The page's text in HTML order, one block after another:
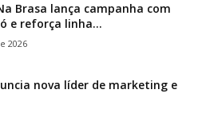
Brasa lança campanha com
e reforça linha...
2026
nova líder de marketing e